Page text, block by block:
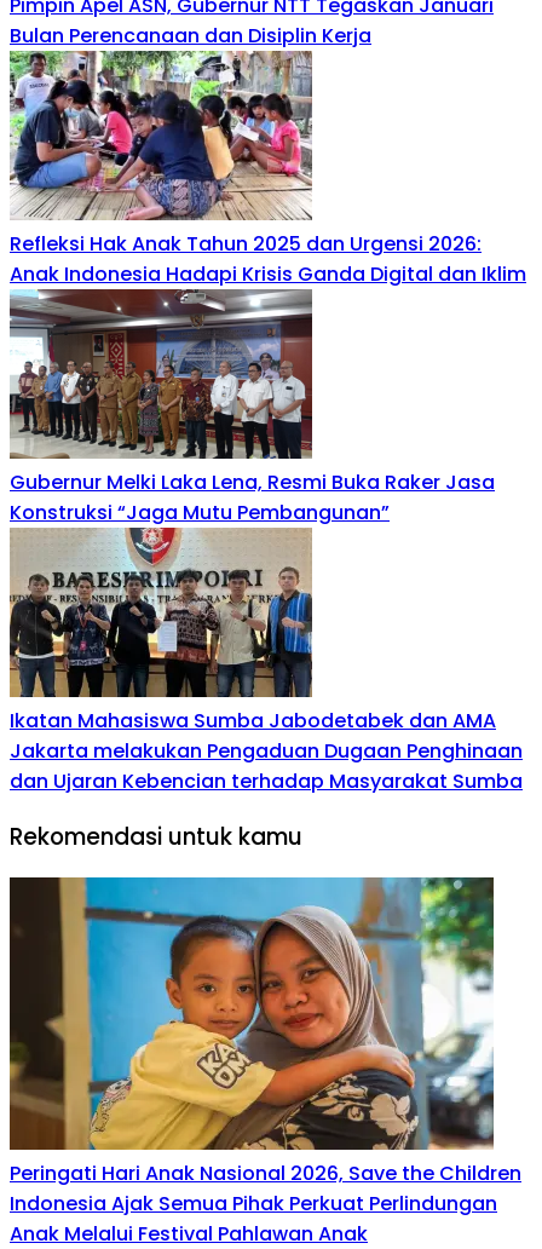
Pimpin Apel ASN, Gubernur NTT Tegaskan Januari
Bulan Perencanaan dan Disiplin Kerja
Refleksi Hak Anak Tahun 2025 dan Urgensi 2026:
Anak Indonesia Hadapi Krisis Ganda Digital dan Iklim
Gubernur Melki Laka Lena, Resmi Buka Raker Jasa
Konstruksi “Jaga Mutu Pembangunan”
Ikatan Mahasiswa Sumba Jabodetabek dan AMA
Jakarta melakukan Pengaduan Dugaan Penghinaan
dan Ujaran Kebencian terhadap Masyarakat Sumba
Rekomendasi untuk kamu
Peringati Hari Anak Nasional 2026, Save the Children
Indonesia Ajak Semua Pihak Perkuat Perlindungan
Anak Melalui Festival Pahlawan Anak